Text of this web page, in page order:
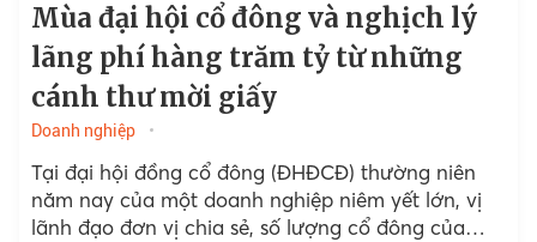
Mùa đại hội cổ đông và nghịch lý
lãng phí hàng trăm tỷ từ những
cánh thư mời giấy
Doanh nghiệp
Tại đại hội đồng cổ đông (ĐHĐCĐ) thường niên
năm nay của một doanh nghiệp niêm yết lớn, vị
lãnh đạo đơn vị chia sẻ, số lượng cổ đông của